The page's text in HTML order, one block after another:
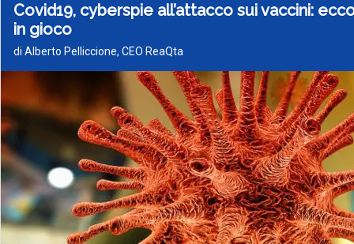
Covid19, cyberspie all’attacco sui vaccini:
in gioco
di Alberto Pelliccione, CEO ReaQta